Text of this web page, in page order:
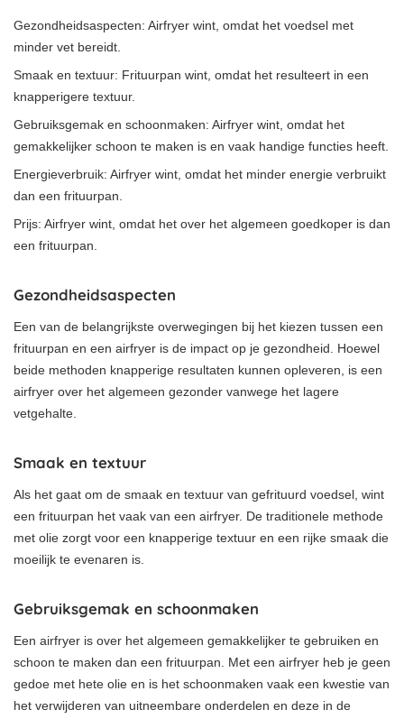
Gezondheidsaspecten: Airfryer wint, omdat het voedsel met
minder vet bereidt.
Smaak en textuur: Frituurpan wint, omdat het resulteert in een
knapperigere textuur.
Gebruiksgemak en schoonmaken: Airfryer wint, omdat het
gemakkelijker schoon te maken is en vaak handige functies heeft.
Energieverbruik: Airfryer wint, omdat het minder energie verbruikt
dan een frituurpan.
Prijs: Airfryer wint, omdat het over het algemeen goedkoper is dan
een frituurpan.
Gezondheidsaspecten
Een van de belangrijkste overwegingen bij het kiezen tussen een
frituurpan en een airfryer is de impact op je gezondheid. Hoewel
beide methoden knapperige resultaten kunnen opleveren, is een
airfryer over het algemeen gezonder vanwege het lagere
vetgehalte.
Smaak en textuur
Als het gaat om de smaak en textuur van gefrituurd voedsel, wint
een frituurpan het vaak van een airfryer. De traditionele methode
met olie zorgt voor een knapperige textuur en een rijke smaak die
moeilijk te evenaren is.
Gebruiksgemak en schoonmaken
Een airfryer is over het algemeen gemakkelijker te gebruiken en
schoon te maken dan een frituurpan. Met een airfryer heb je geen
gedoe met hete olie en is het schoonmaken vaak een kwestie van
het verwijderen van uitneembare onderdelen en deze in de